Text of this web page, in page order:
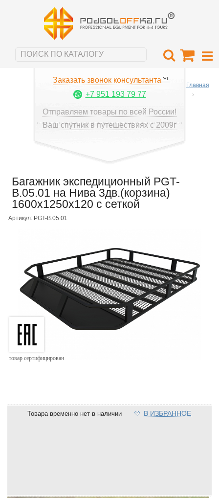
Заказать звонок консультанта
+7 951 193 79 77
Отправляем товары по всей России!
Ваш спутник в путешествиях с 2009г
Главная
Багажник экспедиционный PGT-
B.05.01 на Нива 3дв.(корзина)
1600х1250х120 с сеткой
Артикул: PGT-B.05.01
товар сертифицирован
Товара временно нет в наличии В ИЗБРАННОЕ